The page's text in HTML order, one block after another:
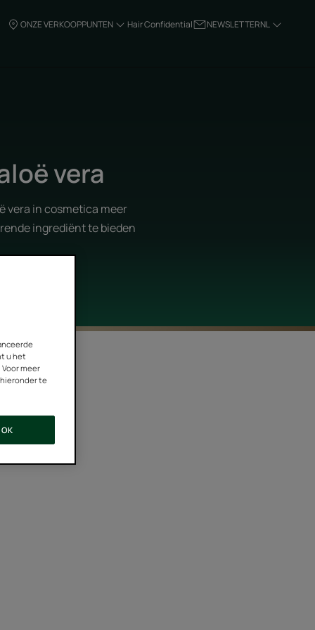
ONZE VERKOOPPUNTEN Hair Confidential NEWSLETTERNL
vera
vera in cosmetica meer
ingrediënt te bieden
u het
meer
te
OK